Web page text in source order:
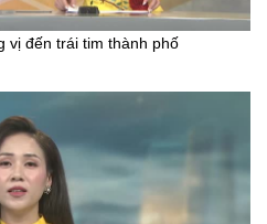
vị đến trái tim thành phố